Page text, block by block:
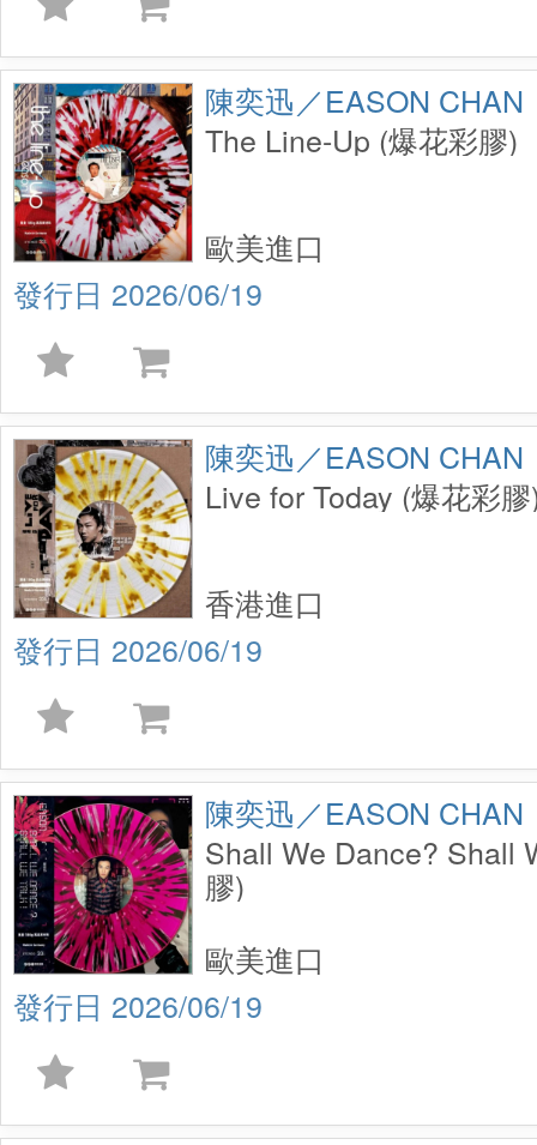
陳奕迅／EASON CHAN
The Line-Up (爆花彩膠)
2026/06/19
歐美進口
陳奕迅／EASON CHAN
Live for Today (爆花彩
2026/06/19
香港進口
陳奕迅／EASON CHAN
Shall We Dance? Shall
膠)
2026/06/19
歐美進口